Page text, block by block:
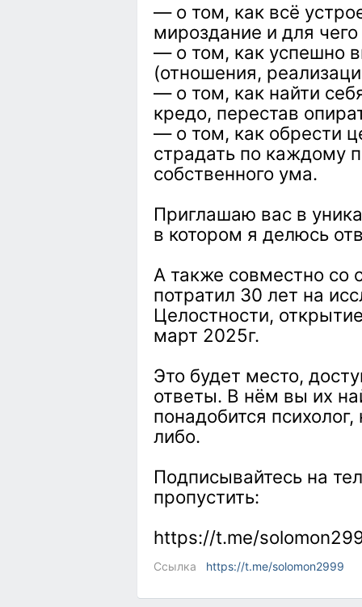
— о том, как всё
мироздание и для
— о том, как успешно
(отношения,
— о том, как найти
кредо, перестав
— о том, как обрести
страдать по каждому
собственного ума.
Приглашаю вас в
в котором я делюсь
А также совместно со
потратил 30 лет на
Целостности,
март 2025г.
Это будет место,
ответы. В нём вы их
понадобится
либо.
Подписывайтесь на
пропустить:
https://t.me/
Ссылка https://t.me/solomon2999